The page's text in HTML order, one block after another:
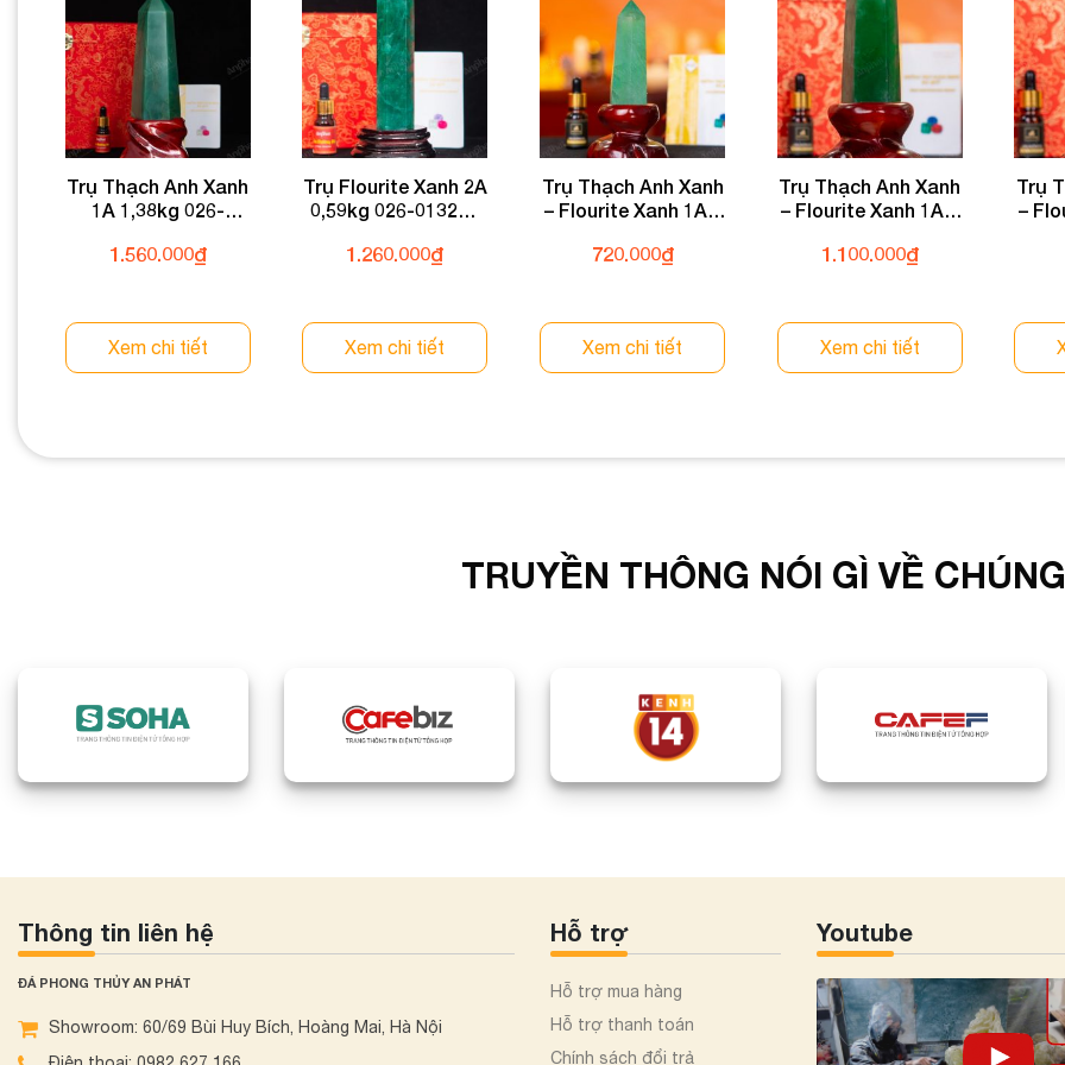
Trụ Thạch Anh Xanh
1A 1,38kg 026-
1.560.000₫
Xem chi tiết
Trụ Flourite Xanh 2A
0,59kg 026-0132A-
1.260.000₫
Xem chi tiết
Trụ Thạch Anh Xanh
– Flourite Xanh 1A –
720.000₫
Xem chi tiết
Trụ Thạch Anh Xanh
– Flourite Xanh 1A –
1.100.000₫
Xem chi tiết
Trụ
–
TRUYỀN THÔNG NÓI GÌ VỀ
Thông tin liên hệ
ĐÁ PHONG THỦY AN PHÁT
Showroom: 60/69 Bùi Huy Bích, Hoàng Mai, Hà Nội
Hỗ trợ
Hỗ trợ mua hàng
Hỗ trợ thanh toán
Chính sách đổi trả
Youtube